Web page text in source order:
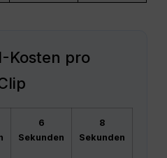
Kosten pro
6
Sekunden
8
Sekunden